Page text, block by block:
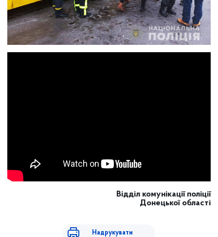
Відділ комунікації поліції
Донецької області
Надрукувати